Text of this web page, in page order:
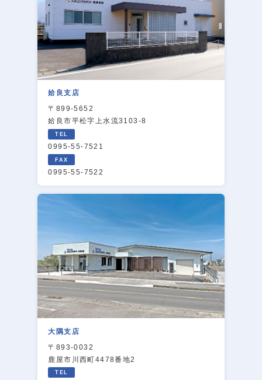
姶良支店
〒899-5652
姶良市平松字上水流3103-8
0995-55-7521
0995-55-7522
大隅支店
〒893-0032
鹿屋市川西町4478番地2